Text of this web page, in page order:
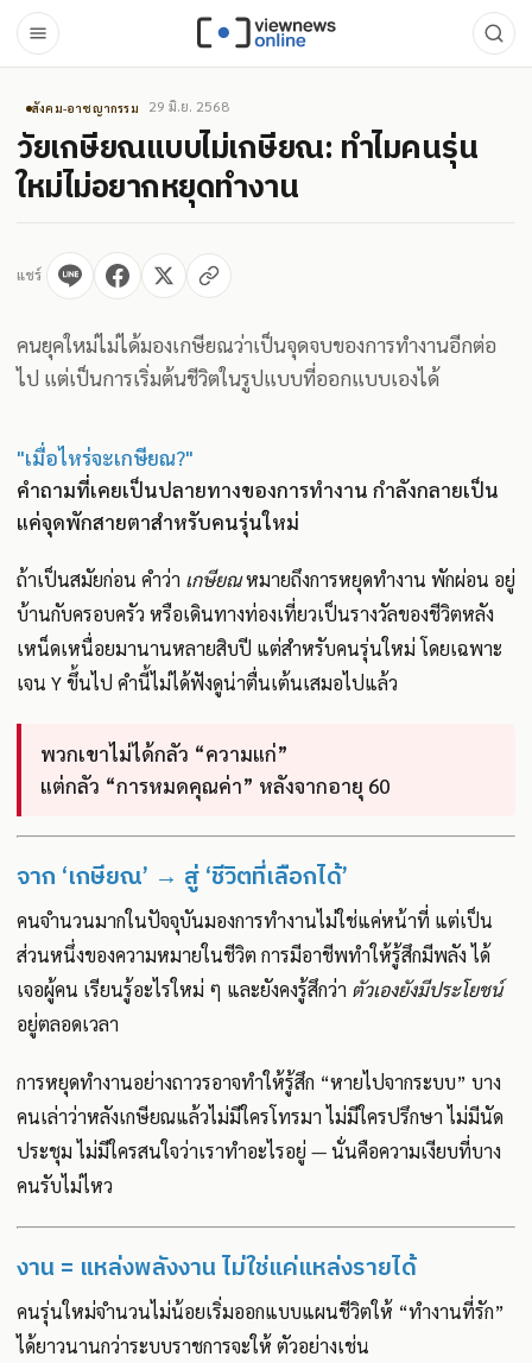
สังคม-อาชญากรรม 29 มิ.ย. 2568
วัยเกษียณแบบไม่เกษียณ: ทำไมคนรุ่น
ใหม่ไม่อยากหยุดทำงาน
แชร์
คนยุคใหม่ไม่ได้มองเกษียณว่าเป็นจุดจบของการทำงานอีกต่อ
ไป แต่เป็นการเริ่มต้นชีวิตในรูปแบบที่ออกแบบเองได้
"เมื่อไหร่จะเกษียณ?"
คำถามที่เคยเป็นปลายทางของการทำงาน กำลังกลายเป็น
แค่จุดพักสายตาสำหรับคนรุ่นใหม่
ถ้าเป็นสมัยก่อน คำว่า เกษียณหมายถึงการหยุดทำงาน พักผ่อน อยู่
บ้านกับครอบครัว หรือเดินทางท่องเที่ยวเป็นรางวัลของชีวิตหลัง
เหน็ดเหนื่อยมานานหลายสิบปี แต่สำหรับคนรุ่นใหม่ โดยเฉพาะ
เจน Y ขึ้นไป คำนี้ไม่ได้ฟังดูน่าตื่นเต้นเสมอไปแล้ว
พวกเขาไม่ได้กลัว “ความแก่”
แต่กลัว “การหมดคุณค่า” หลังจากอายุ 60
จาก ‘เกษียณ’ → สู่ ‘ชีวิตที่เลือกได้’
คนจำนวนมากในปัจจุบันมองการทำงานไม่ใช่แค่หน้าที่ แต่เป็น
ส่วนหนึ่งของความหมายในชีวิต การมีอาชีพทำให้รู้สึกมีพลัง ได้
เจอผู้คน เรียนรู้อะไรใหม่ ๆ และยังคงรู้สึกว่า ตัวเองยังมีประโยชน์
อยู่ตลอดเวลา
การหยุดทำงานอย่างถาวรอาจทำให้รู้สึก “หายไปจากระบบ” บาง
คนเล่าว่าหลังเกษียณแล้วไม่มีใครโทรมา ไม่มีใครปรึกษา ไม่มีนัด
ประชุม ไม่มีใครสนใจว่าเราทำอะไรอยู่ — นั่นคือความเงียบที่บาง
คนรับไม่ไหว
งาน = แหล่งพลังงาน ไม่ใช่แค่แหล่งรายได้
คนรุ่นใหม่จำนวนไม่น้อยเริ่มออกแบบแผนชีวิตให้ “ทำงานที่รัก”
ได้ยาวนานกว่าระบบราชการจะให้ ตัวอย่างเช่น